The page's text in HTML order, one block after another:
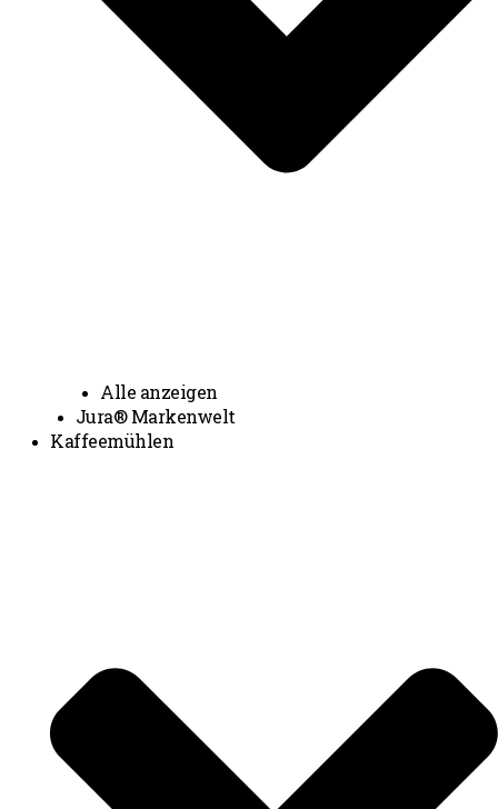
Alle anzeigen
Jura® Markenwelt
Kaffeemühlen